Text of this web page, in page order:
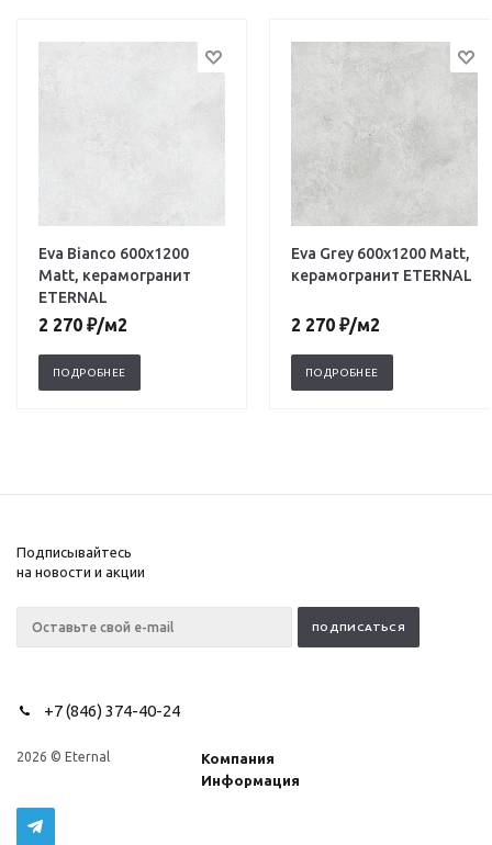
Eva Bianco 600х1200
Matt, керамогранит
ETERNAL
2 270 ₽/м2
ПОДРОБНЕЕ
Eva Grey 600х1200 Matt,
керамогранит ETERNAL
2 270 ₽/м2
ПОДРОБНЕЕ
Подписывайтесь
на новости и акции
+7 (846) 374-40-24
2026 © Eternal
Компания
Информация